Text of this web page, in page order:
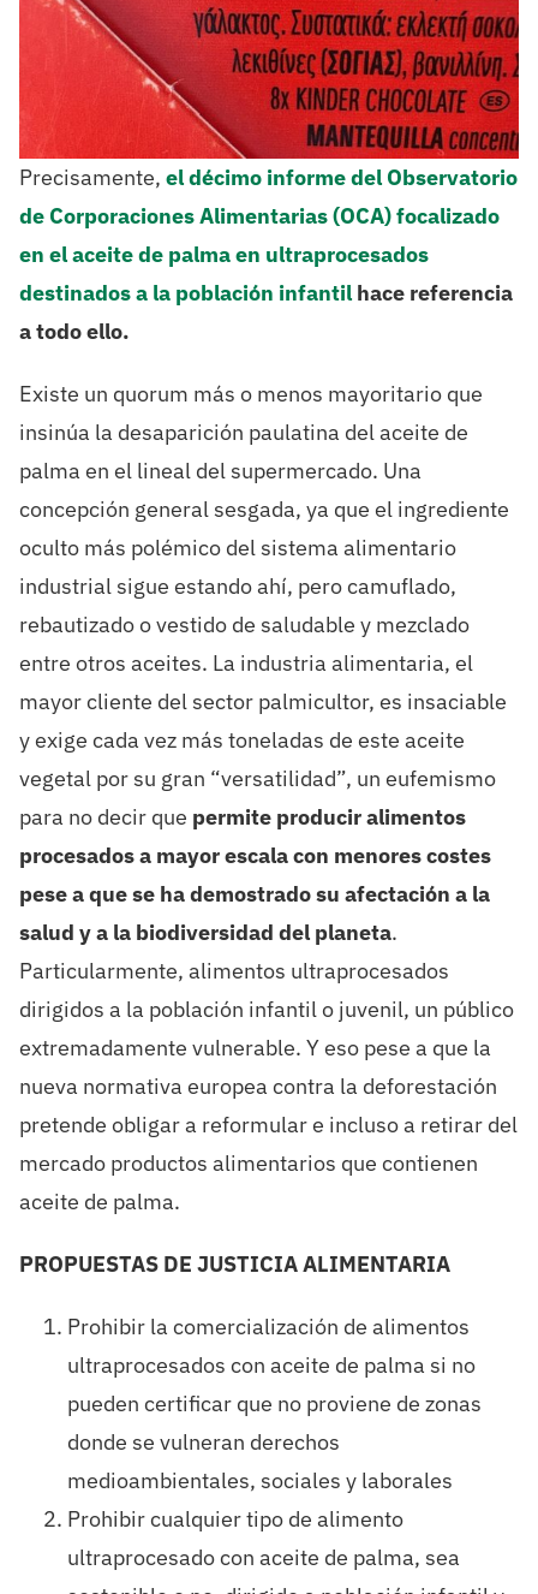
Precisamente, el décimo informe del Observatorio
de Corporaciones Alimentarias (OCA) focalizado
en el aceite de palma en ultraprocesados
destinados a la población infantilhace referencia
a todo ello.
Existe un quorum más o menos mayoritario que
insinúa la desaparición paulatina del aceite de
palma en el lineal del supermercado. Una
concepción general sesgada, ya que el ingrediente
oculto más polémico del sistema alimentario
industrial sigue estando ahí, pero camuflado,
rebautizado o vestido de saludable y mezclado
entre otros aceites. La industria alimentaria, el
mayor cliente del sector palmicultor, es insaciable
y exige cada vez más toneladas de este aceite
vegetal por su gran “versatilidad”, un eufemismo
para no decir que permite producir alimentos
procesados a mayor escala con menores costes
pese a que se ha demostrado su afectación a la
salud y a la biodiversidad del planeta.
Particularmente, alimentos ultraprocesados
dirigidos a la población infantil o juvenil, un público
extremadamente vulnerable. Y eso pese a que la
nueva normativa europea contra la deforestación
pretende obligar a reformular e incluso a retirar del
mercado productos alimentarios que contienen
aceite de palma.
PROPUESTAS DE JUSTICIA ALIMENTARIA
Prohibir la comercialización de alimentos
ultraprocesados con aceite de palma si no
pueden certificar que no proviene de zonas
donde se vulneran derechos
medioambientales, sociales y laborales
Prohibir cualquier tipo de alimento
ultraprocesado con aceite de palma, sea